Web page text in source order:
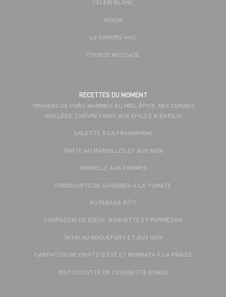
CÉLERI BLANC
RAISIN
LE CAHORS AOC
COURGE MUSCADE
RECETTES DU MOMENT
TRAVERS DE PORC MARINÉS AU MIEL ÉPICÉ, NECTARINES
GRILLÉES, CHÈVRE FRAIS AUX ÉPICES & BASILIC
GALETTE À LA FRANGIPANE
TARTE AU MAROILLES ET AUX NOIX
GRIMOLLE AUX POMMES
CROQUANTS DE SARDINES À LA TOMATE
RUTABAGA RÔTI
CARPACCIO DE BŒUF, ROQUETTE ET PARMESAN
TATIN AU ROQUEFORT ET AUX NOIX
CARPACCIO DE FRUITS D'ÉTÉ ET BURRATA À LA FRAISE
ŒUF COCOTTE EN COURGETTE RONDE